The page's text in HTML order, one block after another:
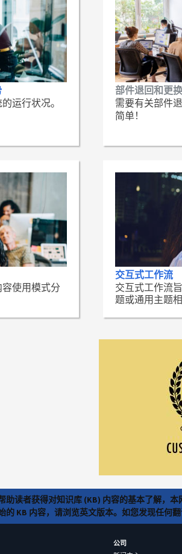
运行状况。
部件退回和更换
需要有关部件
简单！
使用模式分
交互式工作流
交互式工作流
题或通用主题
助读者获得对知识库 (KB) 内容的基本了解，
的 KB 内容，请浏览英文版本。如您发现任何
公司